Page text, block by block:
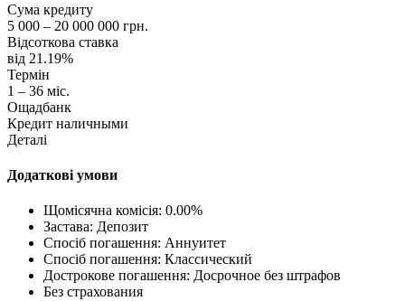
Сума кредиту
5 000 – 20 000 000 грн.
Відсоткова ставка
від 21.19%
Термін
1 – 36 міс.
Ощадбанк
Кредит наличными
Деталі
Додаткові умови
Щомісячна комісія: 0.00%
Застава: Депозит
Спосіб погашення: Aннуитет
Спосіб погашення: Классический
Дострокове погашення: Досрочное без штрафов
Без страхования